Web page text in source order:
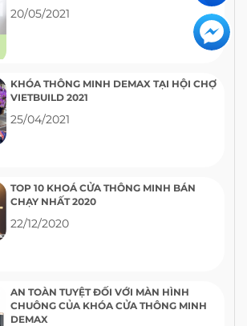
20/05/2021
KHÓA THÔNG MINH DEMAX TẠI HỘI CHỢ
VIETBUILD 2021
25/04/2021
TOP 10 KHOÁ CỬA THÔNG MINH BÁN
CHẠY NHẤT 2020
22/12/2020
AN TOÀN TUYỆT ĐỐI VỚI MÀN HÌNH
CHUÔNG CỦA KHÓA CỬA THÔNG MINH
DEMAX